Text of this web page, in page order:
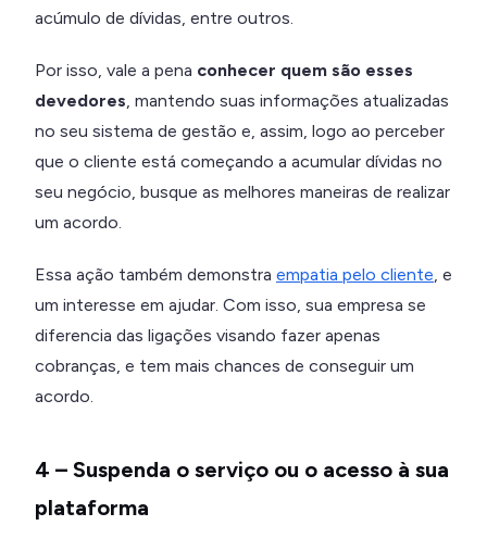
acúmulo de dívidas, entre outros.
Por isso, vale a pena conhecer quem são esses
devedores, mantendo suas informações atualizadas
no seu sistema de gestão e, assim, logo ao perceber
que o cliente está começando a acumular dívidas no
seu negócio, busque as melhores maneiras de realizar
um acordo.
Essa ação também demonstra empatia pelo cliente, e
um interesse em ajudar. Com isso, sua empresa se
diferencia das ligações visando fazer apenas
cobranças, e tem mais chances de conseguir um
acordo.
4 – Suspenda o serviço ou o acesso à sua
plataforma